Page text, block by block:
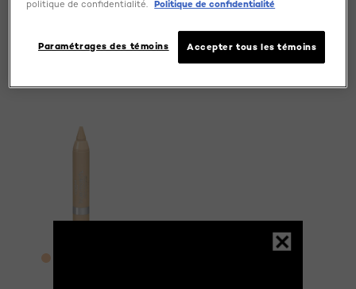
SPECIFY MY NEEDS
[Color]: #fdcba2
politique de confidentialité. Politique de confidentialité
Accepter tous les témoins
Paramétrages des témoins